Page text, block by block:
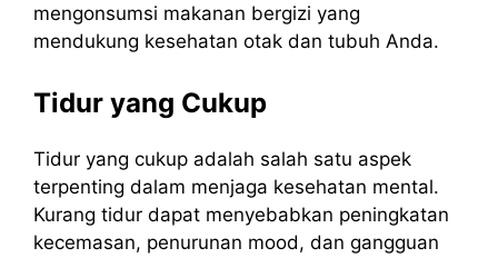
mengonsumsi makanan bergizi yang
mendukung kesehatan otak dan tubuh Anda.
Tidur yang Cukup
Tidur yang cukup adalah salah satu aspek
terpenting dalam menjaga kesehatan mental.
Kurang tidur dapat menyebabkan peningkatan
kecemasan, penurunan mood, dan gangguan